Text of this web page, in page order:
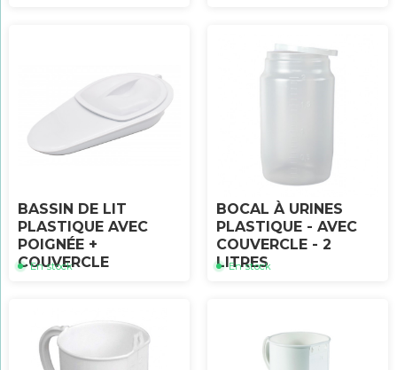
BASSIN DE LIT
PLASTIQUE AVEC
POIGNÉE +
COUVERCLE
En stock
BOCAL À URINES
PLASTIQUE - AVEC
COUVERCLE - 2
LITRES
En stock